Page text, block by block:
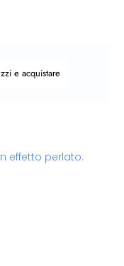
e acquistare
effetto perlato.